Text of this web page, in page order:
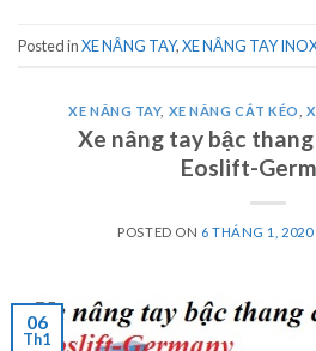
Posted inXE NÂNG TAY,XE NÂNG TAY
XE NÂNG TAY, XE NÂNG CẮT KÉO ,
Xe nâng tay bậc
Eoslift-
POSTED ON 6 THÁNG 1, 2020
06
Th1